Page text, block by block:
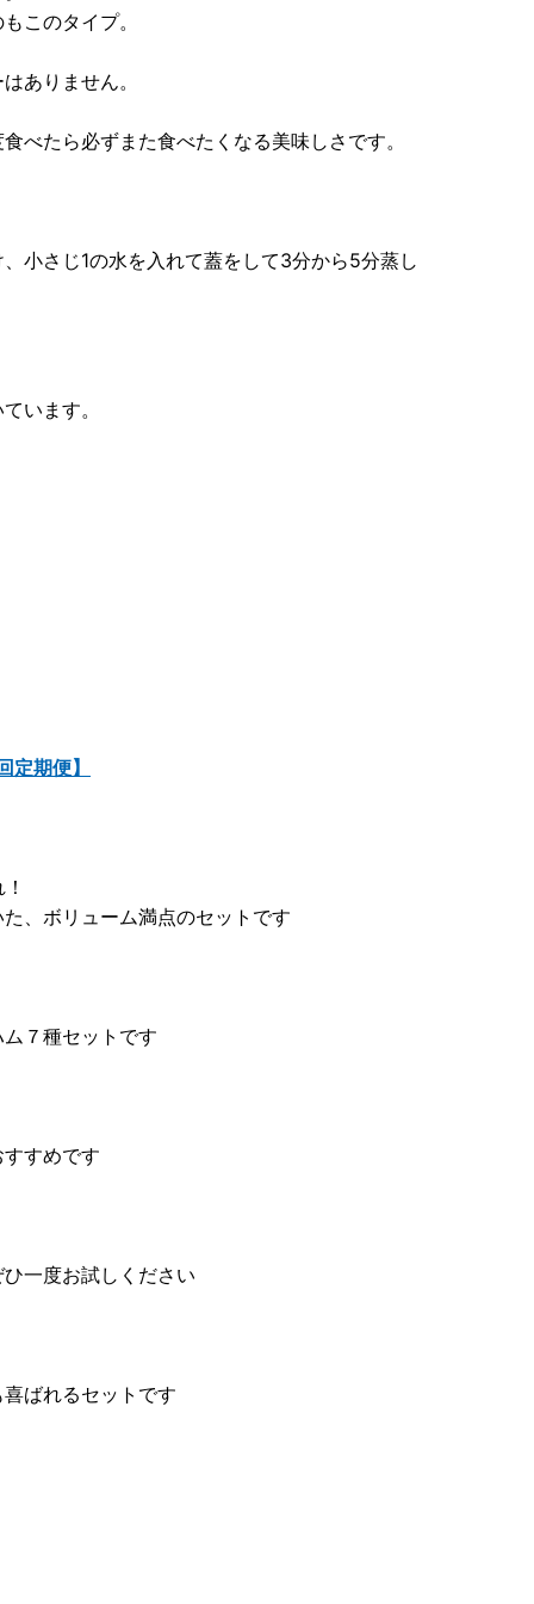
このタイプ。
ありません。
べたら必ずまた食べたくなる美味しさです。
小さじ1の水を入れて蓋をして3分から5分蒸し
います。
定期便】
、ボリューム満点のセットです
７種セットです
すめです
一度お試しください
ばれるセットです